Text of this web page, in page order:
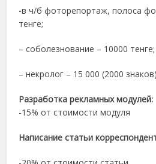
-в ч/б фоторепортаж, полоса
тенге;
– соболезнование – 10000 тенге;
– некролог – 15 000 (2000
Разработка рекламных модулей:
-15% от стоимости модуля
Написание статьи